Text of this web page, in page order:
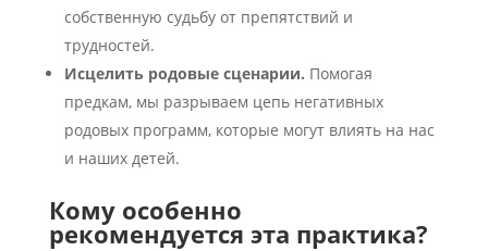
собственную судьбу от препятствий и
трудностей.
Исцелить родовые сценарии. Помогая
предкам, мы разрываем цепь негативных
родовых программ, которые могут влиять на нас
и наших детей.
Кому особенно
рекомендуется эта практика?